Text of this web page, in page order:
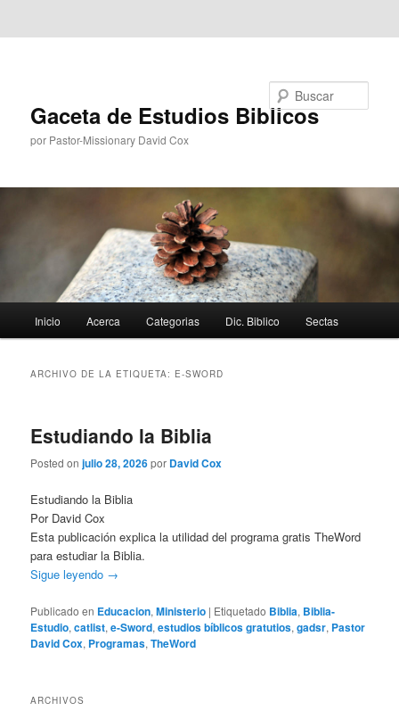
Gaceta de Estudios Biblicos
por Pastor-Missionary David Cox
principal
Inicio Acerca Categorias Dic. Biblico Sectas
ARCHIVO DE LA ETIQUETA: E-SWORD
Estudiando la Biblia
Posted onjulio 28, 2026por David Cox
Estudiando la Biblia
Por David Cox
Esta publicación explica la utilidad del programa gratis TheWord
para estudiar la Biblia.
Sigue leyendo →
Publicado en Educacion,Ministerio | Etiquetado Biblia, Biblia-
Estudio,catlist,e-Sword,estudios bíblicos gratutios,gadsr, Pastor
David Cox, Programas,TheWord
ARCHIVOS